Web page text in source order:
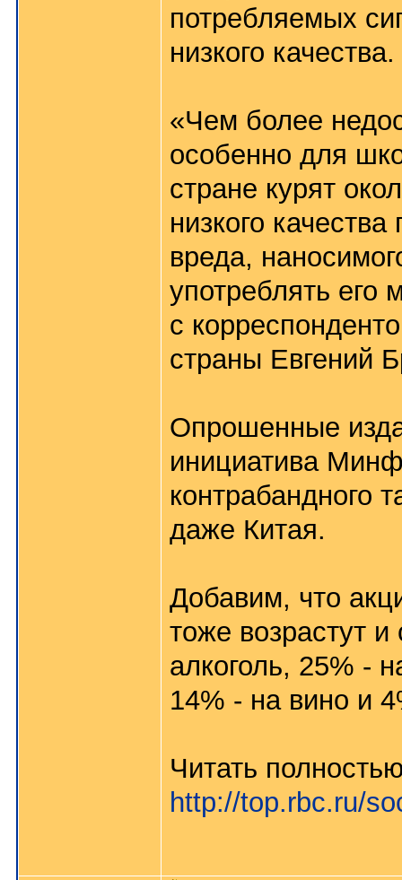
потребляемых
низкого качества.
«Чем более
особенно для
стране курят
низкого
вреда,
употреблять его
с
страны Евгений
Опрошенные
инициатива
контрабандного
даже Китая.
Добавим, что
тоже возрастут
алкоголь, 25% -
14% - на вино и
Читать
http://top.rbc.ru/